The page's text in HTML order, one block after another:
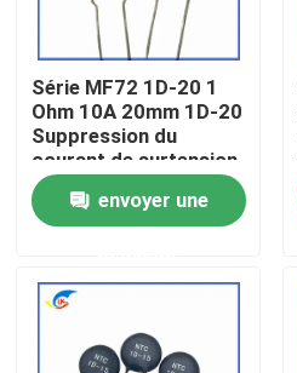
À la maison
Série MF72 1D-20 1
Ohm 10A 20mm 1D-20
Suppression du
courant de surtension
NTC Thermistor
adapté à l'alimentation
électrique à haute
envoyer une